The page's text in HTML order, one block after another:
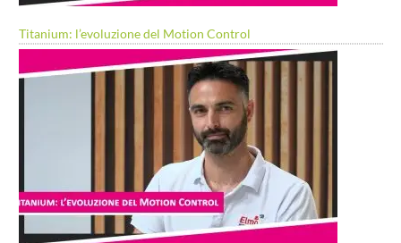
Titanium: l’evoluzione del Motion Control